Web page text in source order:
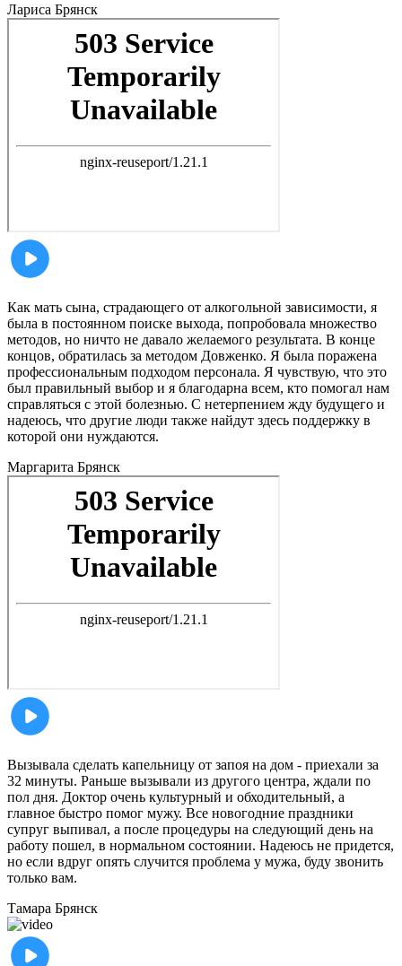
Лариса Брянск
Как мать сына, страдающего от алкогольной зависимости, я
была в постоянном поиске выхода, попробовала множество
методов, но ничто не давало желаемого результата. В конце
концов, обратилась за методом Довженко. Я была поражена
профессиональным подходом персонала. Я чувствую, что это
был правильный выбор и я благодарна всем, кто помогал нам
справляться с этой болезнью. С нетерпением жду будущего и
надеюсь, что другие люди также найдут здесь поддержку в
которой они нуждаются.
Маргарита Брянск
Вызывала сделать капельницу от запоя на дом - приехали за
32 минуты. Раньше вызывали из другого центра, ждали по
пол дня. Доктор очень культурный и обходительный, а
главное быстро помог мужу. Все новогодние праздники
супруг выпивал, а после процедуры на следующий день на
работу пошел, в нормальном состоянии. Надеюсь не придется,
но если вдруг опять случится проблема у мужа, буду звонить
только вам.
Тамара Брянск